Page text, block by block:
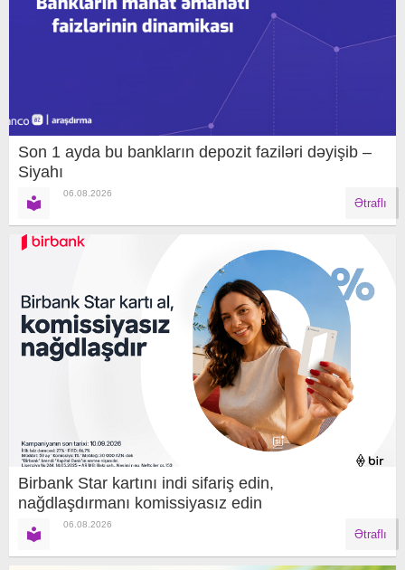
Son 1 ayda bu bankların depozit faziləri dəyişib –
Siyahı
06.08.2026
Ətraflı
Birbank Star kartını indi sifariş edin,
nağdlaşdırmanı komissiyasız edin
06.08.2026
Ətraflı